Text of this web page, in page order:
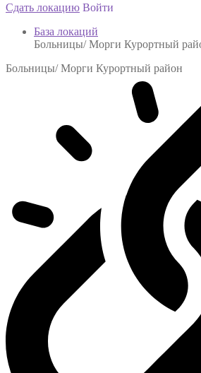
Сдать локацию Войти
База локаций
Больницы/ Морги Курортный
Больницы/ Морги Курортный район